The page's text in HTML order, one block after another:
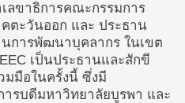
ลขาธิการคณะกรรมการ
ตะวันออก และ ประธาน
การพัฒนาบุคลากร ในเขต
เป็นประธานและสักขี
มมือในครั้งนี้ ซึ่งมี
รบดีมหาวิทยาลัยบูรพา และ